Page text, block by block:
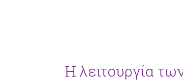
Η λειτουργία